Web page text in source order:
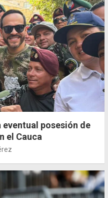
posesión de
el Cauca